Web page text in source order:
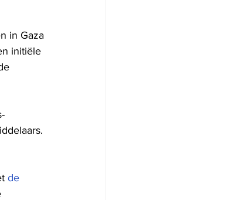
in Gaza
initiële
de